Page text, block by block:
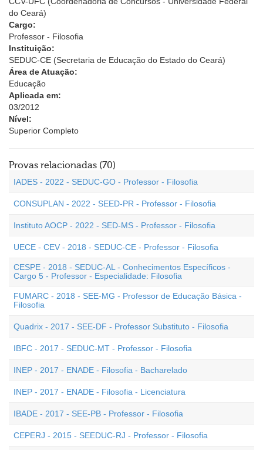
do Ceará)
Cargo:
Professor - Filosofia
Instituição:
SEDUC-CE (Secretaria de Educação do Estado do Ceará)
Área de Atuação:
Educação
Aplicada em:
03/2012
Nível:
Superior Completo
Provas relacionadas (70)
IADES - 2022 - SEDUC-GO - Professor - Filosofia
CONSUPLAN - 2022 - SEED-PR - Professor - Filosofia
Instituto AOCP - 2022 - SED-MS - Professor - Filosofia
UECE - CEV - 2018 - SEDUC-CE - Professor - Filosofia
CESPE - 2018 - SEDUC-AL - Conhecimentos Específicos -
Cargo 5 - Professor - Especialidade: Filosofia
FUMARC - 2018 - SEE-MG - Professor de Educação Básica -
Filosofia
Quadrix - 2017 - SEE-DF - Professor Substituto - Filosofia
IBFC - 2017 - SEDUC-MT - Professor - Filosofia
INEP - 2017 - ENADE - Filosofia - Bacharelado
INEP - 2017 - ENADE - Filosofia - Licenciatura
IBADE - 2017 - SEE-PB - Professor - Filosofia
CEPERJ - 2015 - SEEDUC-RJ - Professor - Filosofia